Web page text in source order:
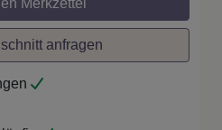
anfragen